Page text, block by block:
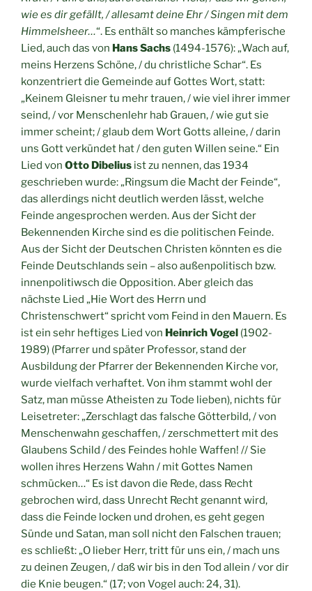
wie es dir gefällt, / allesamt deine Ehr / Singen mit dem
Himmelsheer…“. Es enthält so manches kämpferische
Lied, auch das von Hans Sachs (1494-1576): „Wach auf,
meins Herzens Schöne, / du christliche Schar“. Es
konzentriert die Gemeinde auf Gottes Wort, statt:
„Keinem Gleisner tu mehr trauen, / wie viel ihrer immer
seind, / vor Menschenlehr hab Grauen, / wie gut sie
immer scheint; / glaub dem Wort Gotts alleine, / darin
uns Gott verkündet hat / den guten Willen seine.“ Ein
Lied von Otto Dibelius ist zu nennen, das 1934
geschrieben wurde: „Ringsum die Macht der Feinde“,
das allerdings nicht deutlich werden lässt, welche
Feinde angesprochen werden. Aus der Sicht der
Bekennenden Kirche sind es die politischen Feinde.
Aus der Sicht der Deutschen Christen könnten es die
Feinde Deutschlands sein – also außenpolitisch bzw.
innenpolitiwsch die Opposition. Aber gleich das
nächste Lied „Hie Wort des Herrn und
Christenschwert“ spricht vom Feind in den Mauern. Es
ist ein sehr heftiges Lied von Heinrich Vogel (1902-
1989) (Pfarrer und später Professor, stand der
Ausbildung der Pfarrer der Bekennenden Kirche vor,
wurde vielfach verhaftet. Von ihm stammt wohl der
Satz, man müsse Atheisten zu Tode lieben), nichts für
Leisetreter: „Zerschlagt das falsche Götterbild, / von
Menschenwahn geschaffen, / zerschmettert mit des
Glaubens Schild / des Feindes hohle Waffen! // Sie
wollen ihres Herzens Wahn / mit Gottes Namen
schmücken…“ Es ist davon die Rede, dass Recht
gebrochen wird, dass Unrecht Recht genannt wird,
dass die Feinde locken und drohen, es geht gegen
Sünde und Satan, man soll nicht den Falschen trauen;
es schließt: „O lieber Herr, tritt für uns ein, / mach uns
zu deinen Zeugen, / daß wir bis in den Tod allein / vor dir
die Knie beugen.“ (17; von Vogel auch: 24, 31).